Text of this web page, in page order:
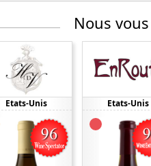
Nous
Etats-Unis Etats-Unis